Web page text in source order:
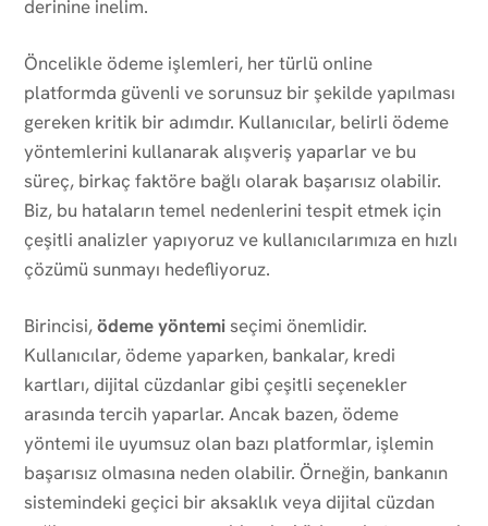
derinine inelim.
Öncelikle ödeme işlemleri, her türlü online
platformda güvenli ve sorunsuz bir şekilde yapılması
gereken kritik bir adımdır. Kullanıcılar, belirli ödeme
yöntemlerini kullanarak alışveriş yaparlar ve bu
süreç, birkaç faktöre bağlı olarak başarısız olabilir.
Biz, bu hataların temel nedenlerini tespit etmek için
çeşitli analizler yapıyoruz ve kullanıcılarımıza en hızlı
çözümü sunmayı hedefliyoruz.
Birincisi,ödeme yöntemiseçimi önemlidir.
Kullanıcılar, ödeme yaparken, bankalar, kredi
kartları, dijital cüzdanlar gibi çeşitli seçenekler
arasında tercih yaparlar. Ancak bazen, ödeme
yöntemi ile uyumsuz olan bazı platformlar, işlemin
başarısız olmasına neden olabilir. Örneğin, bankanın
sistemindeki geçici bir aksaklık veya dijital cüzdan